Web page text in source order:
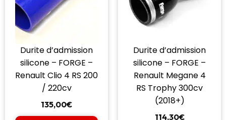
Durite d’admission
silicone – FORGE –
Renault Clio 4 RS 200
/ 220cv
135,00€
Durite d’admission
silicone – FORGE –
Renault Megane 4
RS Trophy 300cv
(2018+)
114,30€